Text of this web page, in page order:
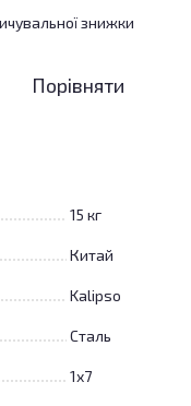
знижки
Порівняти
15 кг
Китай
Kalipso
Сталь
1х7